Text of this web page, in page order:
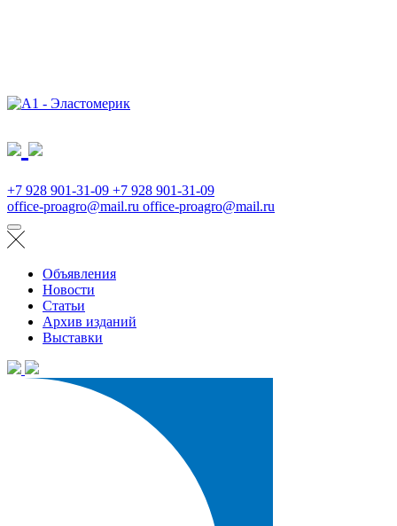
+7 928 901-31-09 +7 928 901-31-09
office-proagro@mail.ru office-proagro@mail.ru
Объявления
Новости
Статьи
Архив изданий
Выставки